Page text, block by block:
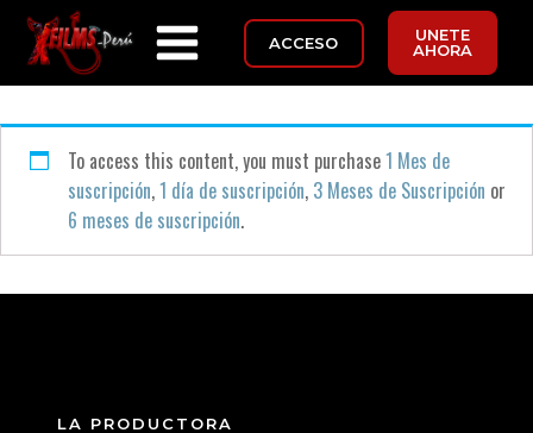
ACCESO
UNETE
AHORA
To access this content, you must purchase1 Mes de
suscripción,1 día de suscripción, 3 Meses de Suscripción or
6 meses de suscripción.
LA PRODUCTORA